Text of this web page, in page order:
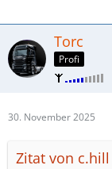
Torc
Profi
30. November 2025
Zitat von c.hill